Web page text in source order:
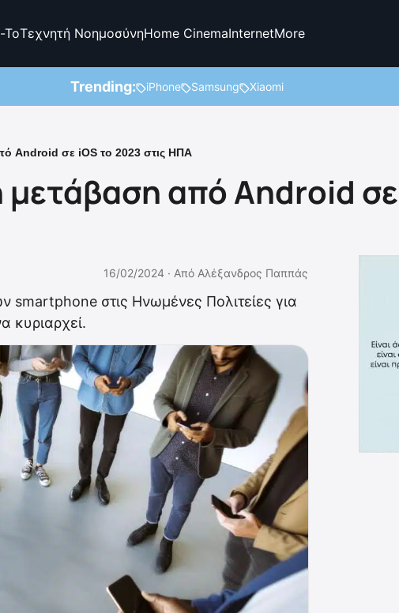
ToΤεχνητή ΝοημοσύνηHome CinemaInternetMore
Trending: iPhone Samsung Xiaomi
Android σε iOS το 2023 στις ΗΠΑ
μετάβαση από Android
16/02/2024 · Από Αλέξανδρος Παππάς
smartphone στις Ηνωμένες Πολιτείες για
κυριαρχεί.